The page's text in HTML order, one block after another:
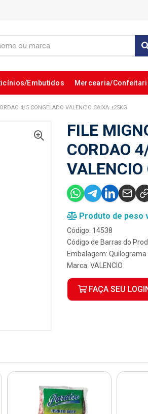
Embutidos Mercearia/
4/5 CONGELADO VALENCIO CAIXA ±25KG
FILE
CORDAO
Produto de peso
Código: 14538
Código de Barras do
Embalagem: Quilograma
Marca: VALENCIO
FAÇA SEU